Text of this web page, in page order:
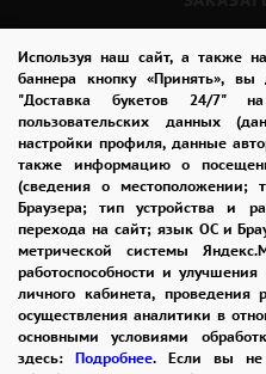
Используя наш сайт, а также
баннера кнопку «Принять», вы
"Доставка букетов 24/7"
пользовательских данных
настройки профиля, данные
также информацию о
(сведения о
Браузера; тип устройства и
перехода на сайт; язык ОС и
метрической системы
работоспособности и
личного кабинета, проведения
осуществления аналитики в
основными условиями
здесь: Подробнее. Если вы не
пл.
ТЦ
ПОЛИТИКА
2026 ©
Открыть ИП